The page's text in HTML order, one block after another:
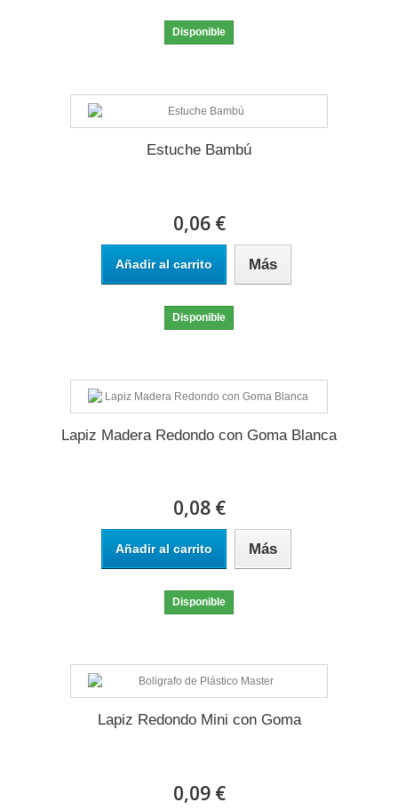
Disponible
Estuche Bambú
0,06 €
Añadir al carrito Más
Disponible
Lapiz Madera Redondo con Goma Blanca
0,08 €
Añadir al carrito Más
Disponible
Lapiz Redondo Mini con Goma
0,09 €